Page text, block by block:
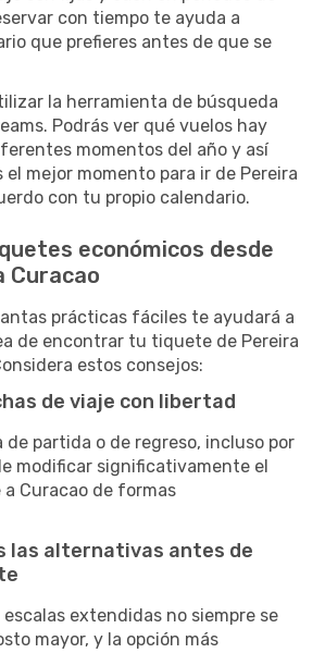
con tiempo te ayuda a
que prefieres antes de que se
la herramienta de búsqueda
Podrás ver qué vuelos hay
momentos del año y así
el mejor momento para ir de Pereira
con tu propio calendario.
económicos desde
Curacao
prácticas fáciles te ayudará a
de encontrar tu tiquete de Pereira
estos consejos:
de viaje con libertad
de partida o de regreso, incluso por
modificar significativamente el
Curacao de formas
las alternativas antes de
extendidas no siempre se
mayor, y la opción más